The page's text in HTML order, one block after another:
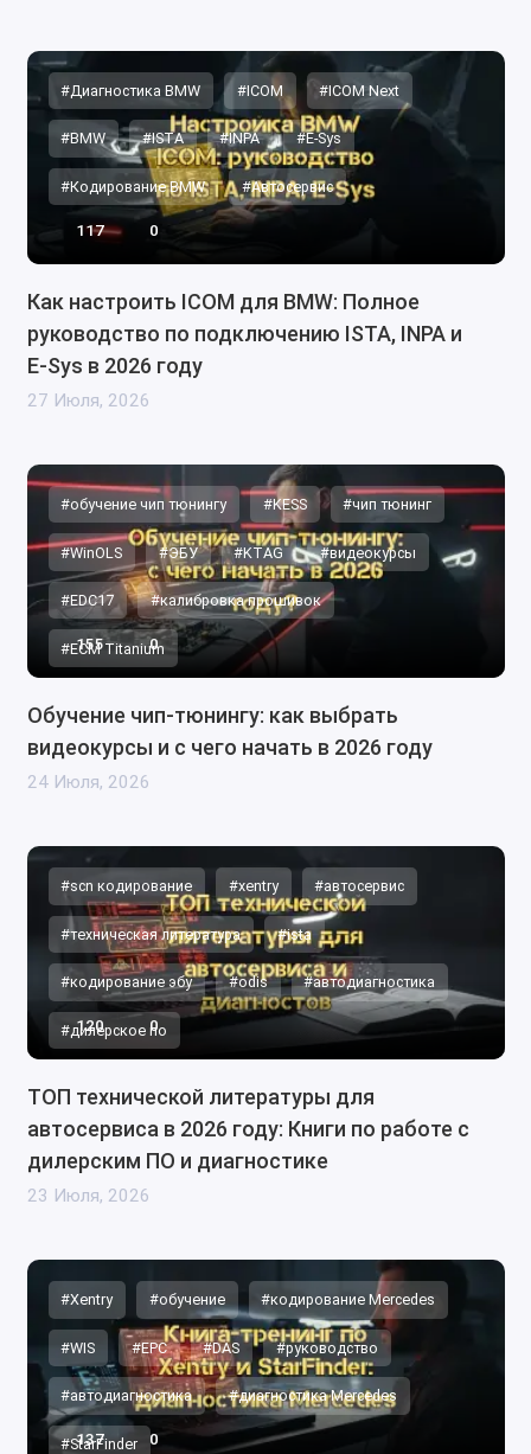
#Диагностика BMW #ICOM #ICOM Next
#BMW #ISTA #INPA #E-Sys
#Кодирование BMW #Автосервис
117 0
Как настроить ICOM для BMW: Полное
руководство по подключению ISTA, INPA и
E-Sys в 2026 году
27 Июля, 2026
#обучение чип тюнингу #KESS #чип тюнинг
#WinOLS #ЭБУ #KTAG #видеокурсы
#EDC17 #калибровка прошивок
#ECM Titanium
155 0
Обучение чип-тюнингу: как выбрать
видеокурсы и с чего начать в 2026 году
24 Июля, 2026
#scn кодирование #xentry #автосервис
#техническая литература #ista
#кодирование эбу #odis #автодиагностика
#дилерское по
120 0
ТОП технической литературы для
автосервиса в 2026 году: Книги по работе с
дилерским ПО и диагностике
23 Июля, 2026
#Xentry #обучение #кодирование Mercedes
#WIS #EPC #DAS #руководство
#автодиагностика #диагностика Mercedes
#StarFinder
137 0